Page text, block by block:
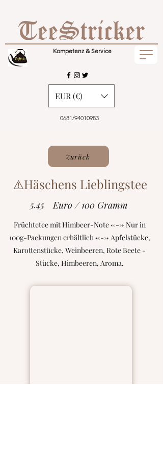
Kompetenz & Service
0681/94010983
EUR (€)
Zurück
⚠️Häschens Lieblingstee
5.45 Euro / 100 Gramm
Früchtetee mit Himbeer-Note <---> Nur in
100g-Packungen erhältlich <---> Apfelstücke,
Karottenstücke, Weinbeeren, Rote Beete -
Stücke, Himbeeren, Aroma.